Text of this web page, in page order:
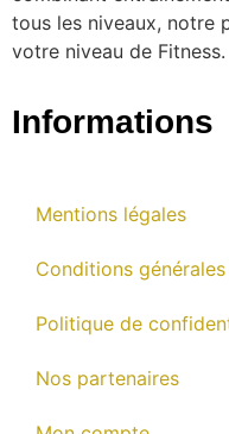
tous les niveaux, notre
votre niveau de Fitness.
Informations
Mentions légales
Conditions
Politique de
Nos partenaires